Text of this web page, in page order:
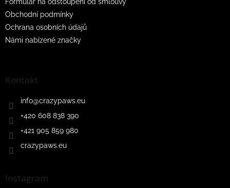
Obchodní podmínky
Ochrana osobních údajů
Námi nabízené značky
Kontakt
info@crazypaws.eu
+420 608 838 390
+421 905 859 980
crazypaws.eu
Instagram